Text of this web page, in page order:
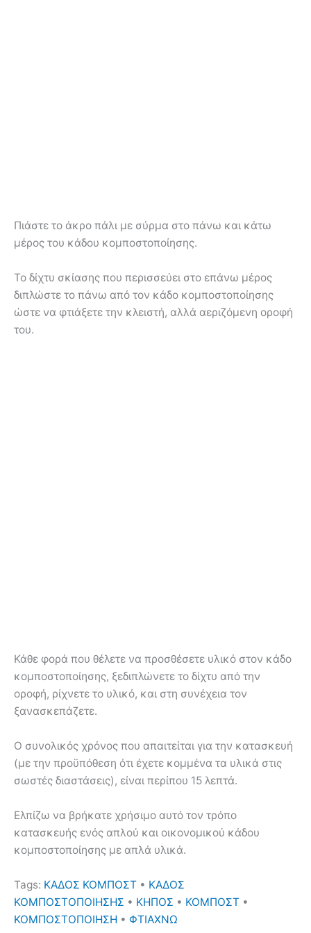
Πιάστε το άκρο πάλι με σύρμα στο πάνω και κάτω
μέρος του κάδου κομποστοποίησης.
Το δίχτυ σκίασης που περισσεύει στο επάνω μέρος
διπλώστε το πάνω από τον κάδο κομποστοποίησης
ώστε να φτιάξετε την κλειστή, αλλά αεριζόμενη οροφή
του.
Κάθε φορά που θέλετε να προσθέσετε υλικό στον κάδο
κομποστοποίησης, ξεδιπλώνετε το δίχτυ από την
οροφή, ρίχνετε το υλικό, και στη συνέχεια τον
ξανασκεπάζετε.
Ο συνολικός χρόνος που απαιτείται για την κατασκευή
(με την προϋπόθεση ότι έχετε κομμένα τα υλικά στις
σωστές διαστάσεις), είναι περίπου 15 λεπτά.
Ελπίζω να βρήκατε χρήσιμο αυτό τον τρόπο
κατασκευής ενός απλού και οικονομικού κάδου
κομποστοποίησης με απλά υλικά.
Tags: ΚΑΔΟΣ ΚΟΜΠΟΣΤ • ΚΑΔΟΣ
ΚΟΜΠΟΣΤΟΠΟΙΗΣΗΣ • ΚΗΠΟΣ • ΚΟΜΠΟΣΤ •
ΚΟΜΠΟΣΤΟΠΟΙΗΣΗ • ΦΤΙΑΧΝΩ